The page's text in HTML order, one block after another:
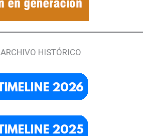
ARCHIVO HISTÓRICO